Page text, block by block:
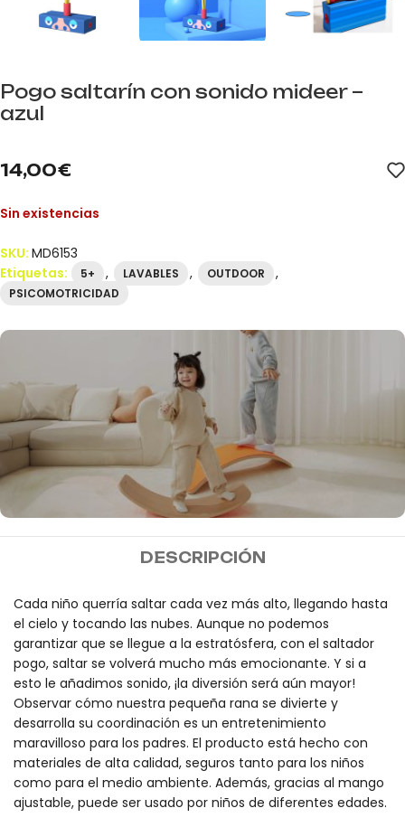
Pogo saltarín con sonido mideer –
azul
14,00€
Sin existencias
SKU: MD6153
Etiquetas:
5+ , LAVABLES , OUTDOOR ,
PSICOMOTRICIDAD
MIDEER
100€
DESCRIPCIÓN
Cada niño querría saltar cada vez más alto, llegando hasta
el cielo y tocando las nubes. Aunque no podemos
garantizar que se llegue a la estratósfera, con el saltador
pogo, saltar se volverá mucho más emocionante. Y si a
esto le añadimos sonido, ¡la diversión será aún mayor!
Observar cómo nuestra pequeña rana se divierte y
desarrolla su coordinación es un entretenimiento
maravilloso para los padres. El producto está hecho con
materiales de alta calidad, seguros tanto para los niños
como para el medio ambiente. Además, gracias al mango
ajustable, puede ser usado por niños de diferentes edades.